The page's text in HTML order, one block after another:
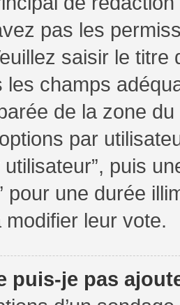
pas les
saisir le
les champs
de la zone
par
utilisateur”, puis
pour une durée
modifier leur vote.
puis-je pas